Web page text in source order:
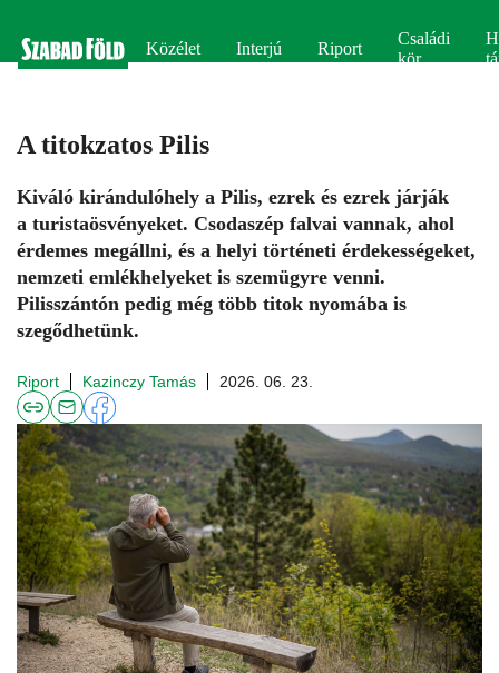
Közélet Interjú Riport
Családi
kör
A titokzatos Pilis
Kiváló kirándulóhely a Pilis, ezrek és ezrek járják
a turistaösvényeket. Csodaszép falvai vannak, ahol
érdemes megállni, és a helyi történeti érdekességeket,
nemzeti emlékhelyeket is szemügyre venni.
Pilisszántón pedig még több titok nyomába is
szegődhetünk.
Riport Kazinczy Tamás 2026. 06. 23.